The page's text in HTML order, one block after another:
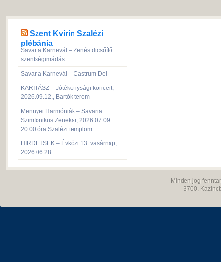
Szent Kvirin Szalézi
plébánia
Savaria Karnevál – Zenés dicsőítő
szentségimádás
Savaria Karnevál – Castrum Dei
KARITÁSZ – Jótékonysági koncert,
2026.09.12., Bartók terem
Mennyei Harmóniák – Savaria
Szimfonikus Zenekar, 2026.07.09.
20.00 óra Szalézi templom
HIRDETSEK – Évközi 13. vasárnap,
2026.06.28.
Minden jog
3700,